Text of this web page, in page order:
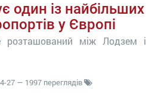
один із найбільших
у Європі
розташований між Лодзем і
27 — 1997 переглядів